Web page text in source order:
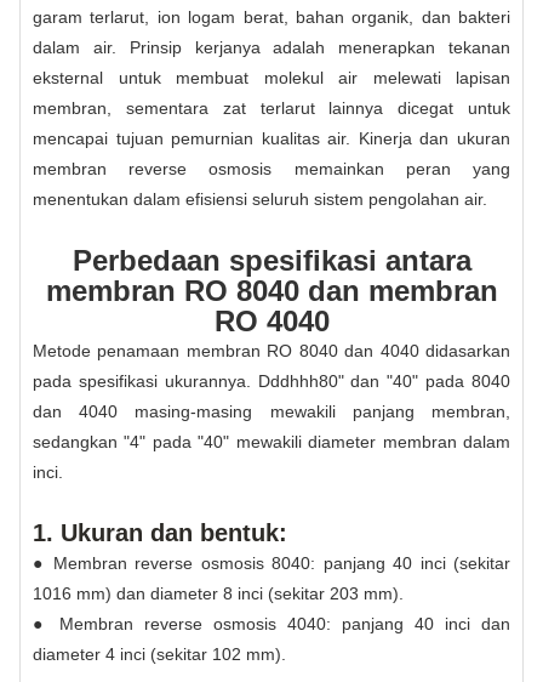
garam terlarut, ion logam berat, bahan organik, dan bakteri
dalam air. Prinsip kerjanya adalah menerapkan tekanan
eksternal untuk membuat molekul air melewati lapisan
membran, sementara zat terlarut lainnya dicegat untuk
mencapai tujuan pemurnian kualitas air. Kinerja dan ukuran
membran reverse osmosis memainkan peran yang
menentukan dalam efisiensi seluruh sistem pengolahan air.
Perbedaan spesifikasi antara
membran RO 8040 dan membran
RO 4040
Metode penamaan membran RO 8040 dan 4040 didasarkan
pada spesifikasi ukurannya. Dddhhh80" dan "40" pada 8040
dan 4040 masing-masing mewakili panjang membran,
sedangkan "4" pada "40" mewakili diameter membran dalam
inci.
1. Ukuran dan bentuk:
● Membran reverse osmosis 8040: panjang 40 inci (sekitar
1016 mm) dan diameter 8 inci (sekitar 203 mm).
● Membran reverse osmosis 4040: panjang 40 inci dan
diameter 4 inci (sekitar 102 mm).